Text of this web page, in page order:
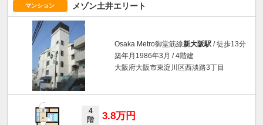
マンション メゾン土井エリート
Osaka Metro御堂筋線新大阪駅 / 徒歩13分
築年月1986年3月 / 4階建
大阪府大阪市東淀川区西淡路3丁目
4
階
3.8万円